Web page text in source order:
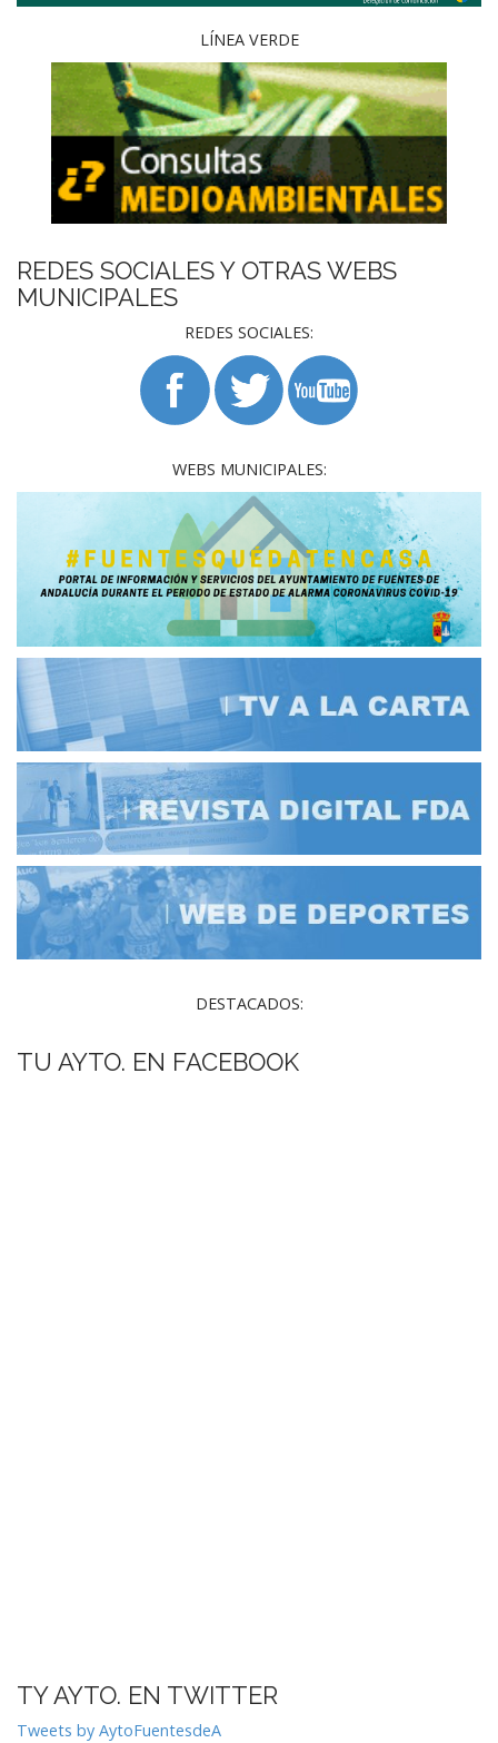
LÍNEA VERDE
REDES SOCIALES Y OTRAS WEBS
MUNICIPALES
REDES SOCIALES:
WEBS MUNICIPALES:
DESTACADOS:
TU AYTO. EN FACEBOOK
TY AYTO. EN TWITTER
Tweets by AytoFuentesdeA